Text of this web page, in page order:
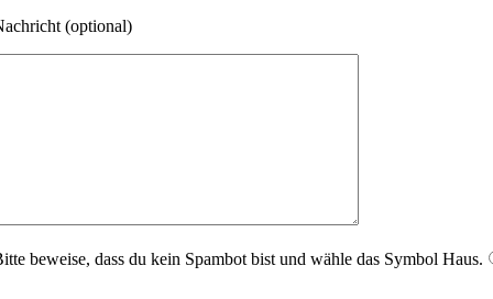
(optional)
beweise, dass du kein Spambot bist und wähle das Symbol Haus.